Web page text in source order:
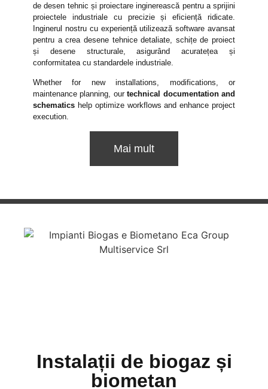
de desen tehnic și proiectare inginerească pentru a sprijini
proiectele industriale cu precizie și eficiență ridicate.
Inginerul nostru cu experiență utilizează software avansat
pentru a crea desene tehnice detaliate, schițe de proiect
și desene structurale, asigurând acuratețea și
conformitatea cu standardele industriale.
Whether for new installations, modifications, or
maintenance planning, ourtechnical documentation and
schematics help optimize workflows and enhance project
execution.
Mai mult
Instalații de biogaz și
biometan